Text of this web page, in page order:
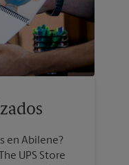
en Abilene?
UPS Store